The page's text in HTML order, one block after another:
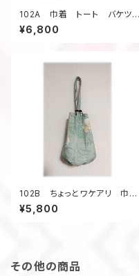
102A 巾着 トート バケツ
型 大島紬リメイク 春色 亀
甲柄 ウッドリング 5ポケット
¥6,800
102B ちょっとワケアリ 巾
着 トート バケツ型 大島紬
リメイク 春色 亀甲柄 ウッ
¥5,800
その他の商品